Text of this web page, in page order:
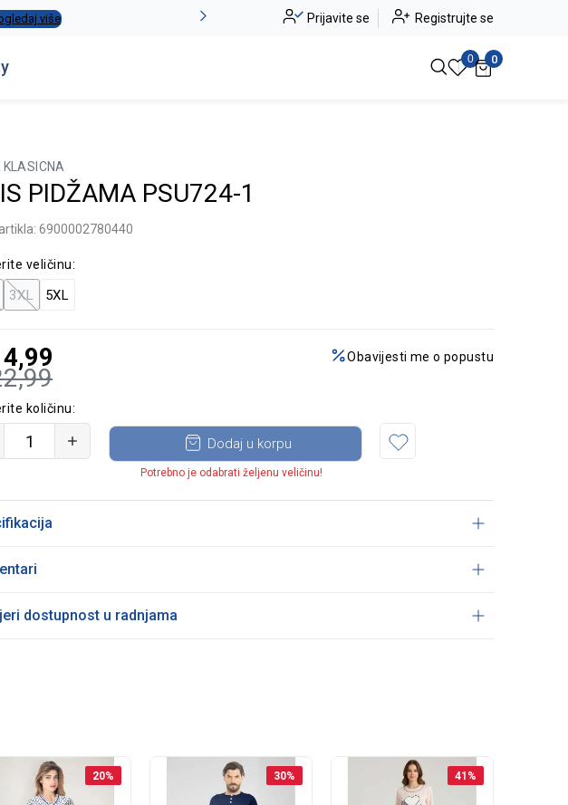
više Alma Ras do -50% Pogledaj više
Prijavite se Registrujte se
0 0
KLASICNA
PIDŽAMA PSU724-1
6900002780440
veličinu:
3XL 5XL
Obavijesti me o popustu
količinu:
Dodaj u korpu
Potrebno je odabrati željenu veličinu!
dostupnost u radnjama
20% 30% 41 %